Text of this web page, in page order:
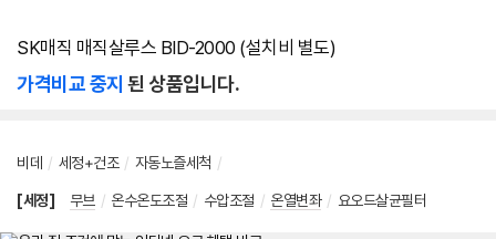
SK매직 매직살루스 BID-2000 (설치비 별도)
가격비교 중지 된 상품입니다.
비데 / 세정+건조 / 자동노즐세척 /
[세정] 무브 / 온수온도조절 / 수압조절 / 온열변좌 / 요오드살균필터